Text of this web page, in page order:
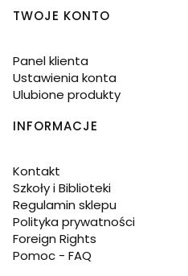
TWOJE KONTO
Panel klienta
Ustawienia konta
Ulubione produkty
INFORMACJE
Kontakt
Szkoły i Biblioteki
Regulamin sklepu
Polityka prywatności
Foreign Rights
Pomoc - FAQ